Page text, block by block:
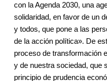
con la Agenda 2030, una
solidaridad, en favor de un
y todos, que pone a las
de la acción política». De
proceso de transformación
y de nuestra sociedad, que
principio de prudencia